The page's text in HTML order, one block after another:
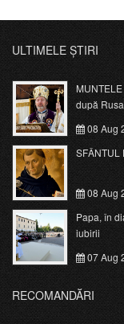
ULTIMELE ȘTIRI
după
08 Aug
SFÂNTUL
08 Aug
Papa, în
iubirii
07 Aug
RECOMANDĂRI